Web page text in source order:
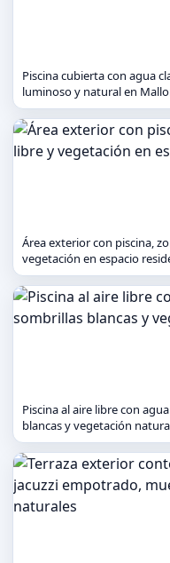
Piscina cubierta con agua
luminoso y natural en
Área exterior con piscina,
vegetación en espacio
Piscina al aire libre con
blancas y vegetación